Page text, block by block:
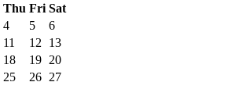
Thu Fri Sat
4 5
6
11 12
13
18 19 20
25 26 27